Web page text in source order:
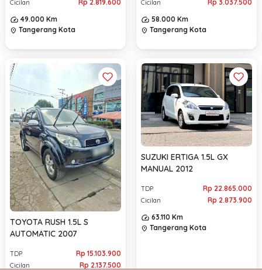
Cicilan
Rp 2.819.600
49.000 Km
location_on Tangerang Kota
Cicilan
Rp 3.037.500
58.000 Km
location_on Tangerang Kota
TOYOTA RUSH 1.5L S
AUTOMATIC 2007
TDP Rp 15.103.900
Cicilan
Rp 2.137.500
SUZUKI ERTIGA 1.5L GX
MANUAL 2012
TDP Rp 22.865.000
Cicilan
Rp 2.873.900
63.110 Km
location_on Tangerang Kota